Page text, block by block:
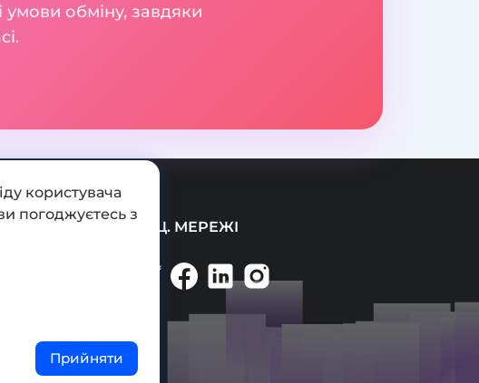
обміну, завдяки
СОЦ. МЕРЕЖІ
користувача
погоджуєтесь з
Прийняти